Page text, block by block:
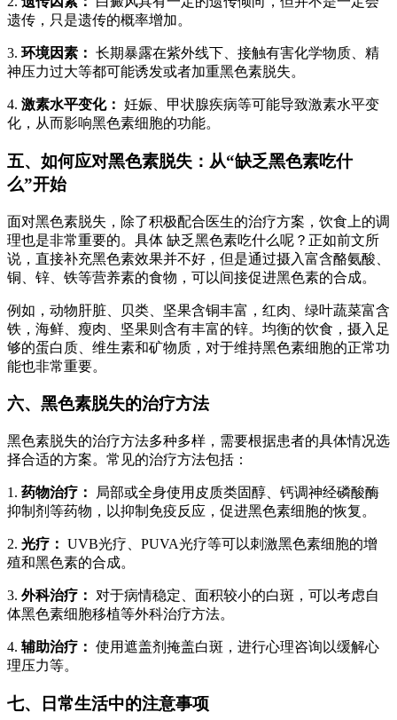
遗传，只是遗传的概率增加。
3. 环境因素： 长期暴露在紫外线下、接触有害化学物质、精
神压力过大等都可能诱发或者加重黑色素脱失。
4. 激素水平变化： 妊娠、甲状腺疾病等可能导致激素水平变
化，从而影响黑色素细胞的功能。
五、如何应对黑色素脱失：从“缺乏黑色素吃什
么”开始
面对黑色素脱失，除了积极配合医生的治疗方案，饮食上的调
理也是非常重要的。具体 缺乏黑色素吃什么呢？正如前文所
说，直接补充黑色素效果并不好，但是通过摄入富含酪氨酸、
铜、锌、铁等营养素的食物，可以间接促进黑色素的合成。
例如，动物肝脏、贝类、坚果含铜丰富，红肉、绿叶蔬菜富含
铁，海鲜、瘦肉、坚果则含有丰富的锌。均衡的饮食，摄入足
够的蛋白质、维生素和矿物质，对于维持黑色素细胞的正常功
能也非常重要。
六、黑色素脱失的治疗方法
黑色素脱失的治疗方法多种多样，需要根据患者的具体情况选
择合适的方案。常见的治疗方法包括：
1. 药物治疗：
局部或全身使用皮质类固醇、钙调神经磷酸酶
抑制剂等药物，以抑制免疫反应，促进黑色素细胞的恢复。
2. 光疗： UVB光疗、PUVA光疗等可以刺激黑色素细胞的增
殖和黑色素的合成。
3. 外科治疗：
对于病情稳定、面积较小的白斑，可以考虑自
体黑色素细胞移植等外科治疗方法。
4. 辅助治疗： 使用遮盖剂掩盖白斑，进行心理咨询以缓解心
理压力等。
七、日常生活中的注意事项